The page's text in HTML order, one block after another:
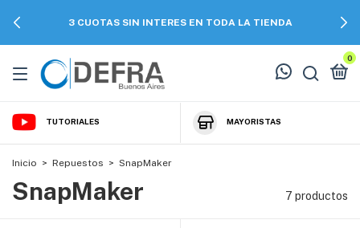
3 CUOTAS SIN INTERES EN TODA LA TIENDA
0
TUTORIALES MAYORISTAS
Inicio > Repuestos > SnapMaker
SnapMaker 7 productos